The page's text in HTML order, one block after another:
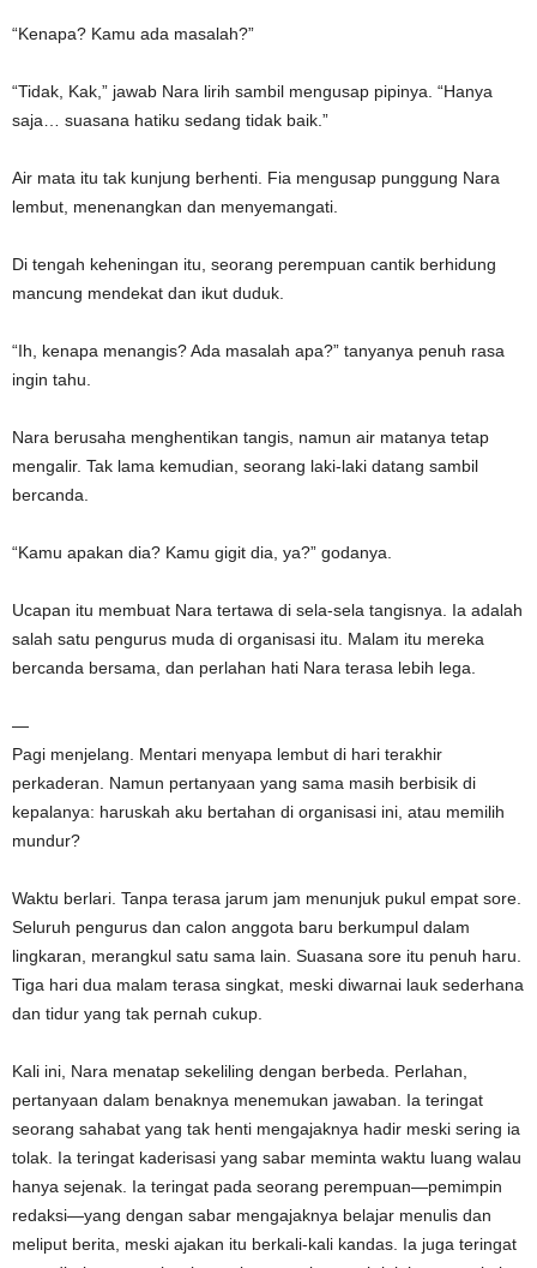
“Kenapa? Kamu ada masalah?”
“Tidak, Kak,” jawab Nara lirih sambil mengusap pipinya. “Hanya
saja… suasana hatiku sedang tidak baik.”
Air mata itu tak kunjung berhenti. Fia mengusap punggung Nara
lembut, menenangkan dan menyemangati.
Di tengah keheningan itu, seorang perempuan cantik berhidung
mancung mendekat dan ikut duduk.
“Ih, kenapa menangis? Ada masalah apa?” tanyanya penuh rasa
ingin tahu.
Nara berusaha menghentikan tangis, namun air matanya tetap
mengalir. Tak lama kemudian, seorang laki-laki datang sambil
bercanda.
“Kamu apakan dia? Kamu gigit dia, ya?” godanya.
Ucapan itu membuat Nara tertawa di sela-sela tangisnya. Ia adalah
salah satu pengurus muda di organisasi itu. Malam itu mereka
bercanda bersama, dan perlahan hati Nara terasa lebih lega.
—
Pagi menjelang. Mentari menyapa lembut di hari terakhir
perkaderan. Namun pertanyaan yang sama masih berbisik di
kepalanya: haruskah aku bertahan di organisasi ini, atau memilih
mundur?
Waktu berlari. Tanpa terasa jarum jam menunjuk pukul empat sore.
Seluruh pengurus dan calon anggota baru berkumpul dalam
lingkaran, merangkul satu sama lain. Suasana sore itu penuh haru.
Tiga hari dua malam terasa singkat, meski diwarnai lauk sederhana
dan tidur yang tak pernah cukup.
Kali ini, Nara menatap sekeliling dengan berbeda. Perlahan,
pertanyaan dalam benaknya menemukan jawaban. Ia teringat
seorang sahabat yang tak henti mengajaknya hadir meski sering ia
tolak. Ia teringat kaderisasi yang sabar meminta waktu luang walau
hanya sejenak. Ia teringat pada seorang perempuan—pemimpin
redaksi—yang dengan sabar mengajaknya belajar menulis dan
meliput berita, meski ajakan itu berkali-kali kandas. Ia juga teringat